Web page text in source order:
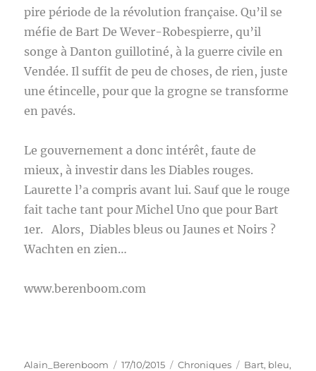
pire période de la révolution française. Qu’il se
méfie de Bart De Wever-Robespierre, qu’il
songe à Danton guillotiné, à la guerre civile en
Vendée. Il suffit de peu de choses, de rien, juste
une étincelle, pour que la grogne se transforme
en pavés.
Le gouvernement a donc intérêt, faute de
mieux, à investir dans les Diables rouges.
Laurette l’a compris avant lui. Sauf que le rouge
fait tache tant pour Michel Uno que pour Bart
1er. Alors, Diables bleus ou Jaunes et Noirs ?
Wachten en zien…
www.berenboom.com
Auteur
Alain_Berenboom
Publié
17/10/2015 Catégories
Chroniques Étiquettes
Bart, bleu,